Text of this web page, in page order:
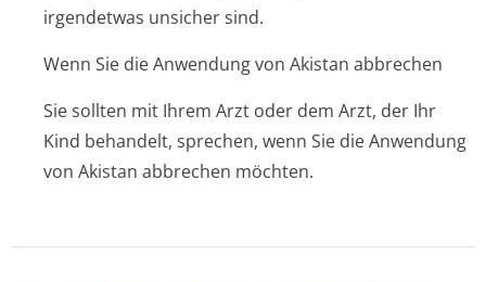
irgendetwas unsicher sind.
Wenn Sie die Anwendung von Akistan abbrechen
Sie sollten mit Ihrem Arzt oder dem Arzt, der Ihr
Kind behandelt, sprechen, wenn Sie die Anwendung
von Akistan abbrechen möchten.